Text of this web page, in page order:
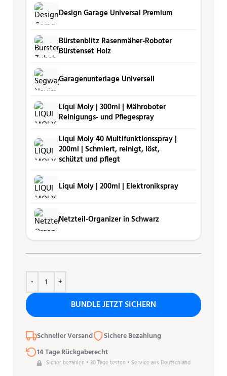
Design Garage Universal Premium
Bürstenblitz Rasenmäher-Roboter
Bürstenset Holz
Garagenunterlage Universell
Liqui Moly | 300ml | Mähro­boter
Reini­gungs- und Pfle­ge­spray
Liqui Moly 40 Multifunktionsspray |
200ml | Schmiert, reinigt, löst,
schützt und pflegt
Liqui Moly | 200ml | Elektronikspray
Netzteil-Organizer in Schwarz
BUNDLE JETZT SICHERN
Schneller Versand
Sichere Bezahlung
14 Tage Rückgaberecht
Sicher bezahlen • 30 Tage testen • Service aus Deutschland